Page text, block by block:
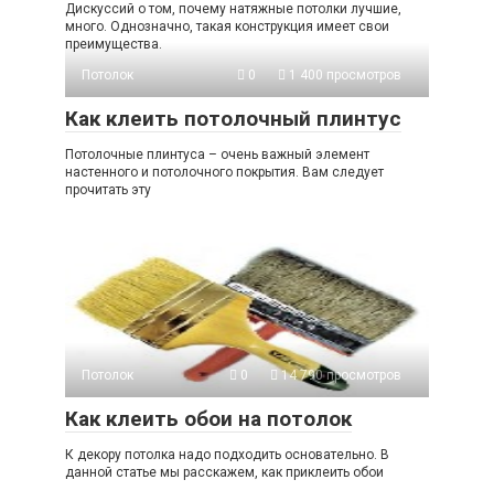
Дискуссий о том, почему натяжные потолки лучшие,
много. Однозначно, такая конструкция имеет свои
преимущества.
Потолок
0 1 400 просмотров
Как клеить потолочный плинтус
Потолочные плинтуса – очень важный элемент
настенного и потолочного покрытия. Вам следует
прочитать эту
Потолок 0 14 790 просмотров
Как клеить обои на потолок
К декору потолка надо подходить основательно. В
данной статье мы расскажем, как приклеить обои